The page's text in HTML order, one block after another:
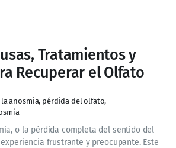
Tratamientos y
Recuperar el Olfato
la anosmia, pérdida del olfato,
o la pérdida completa del sentido del
frustrante y preocupante. Este